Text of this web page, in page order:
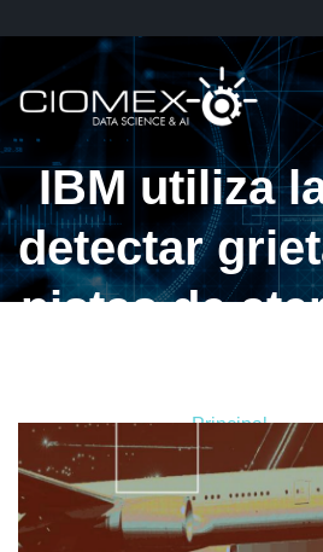
IBM utiliza
detectar
pistas de
Principal
IBM utiliza la IA para detectar
aterrizaje de los